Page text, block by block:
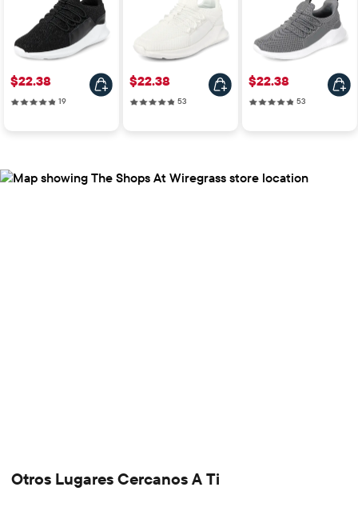
Precio: $22.38
$22.38
1919 reviews
Precio: $22.38
$22.38
5353 reviews
Precio: $22.38
$22.38
5353 reviews
Otros Lugares Cercanos A Ti